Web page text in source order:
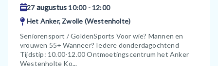
27augustus 10:00 - 12:00
Het Anker, Zwolle (Westenholte)
Seniorensport / GoldenSports Voor wie? Mannen en
vrouwen 55+ Wanneer? Iedere donderdagochtend
Tijdstip: 10.00-12.00 Ontmoetingscentrum het Anker
Westenholte Ko...